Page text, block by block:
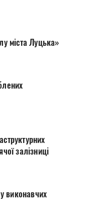
розвитку історичного кварталу міста Луцька»
залізниці